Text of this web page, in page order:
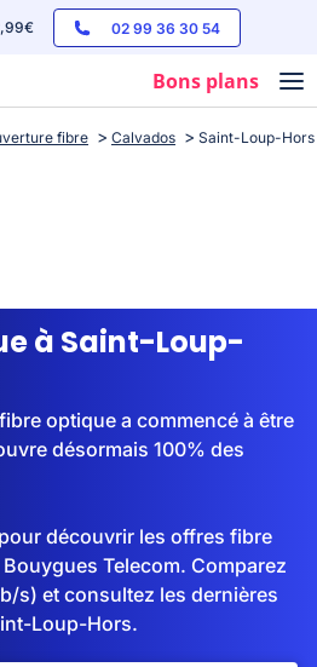
02 99 36 30 54
Bons plans
fibre Calvados Saint-Loup-Hors
à Saint-Loup-
optique a commencé à être
désormais 100% des
découvrir les offres fibre
Telecom. Comparez
s) et consultez les dernières
Loup-Hors.